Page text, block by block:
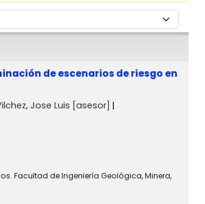
de escenarios de riesgo en
Jose Luis [asesor]
Facultad de Ingeniería Geológica, Minera,